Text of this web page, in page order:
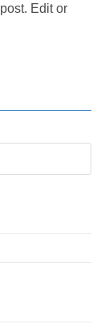
Edit or